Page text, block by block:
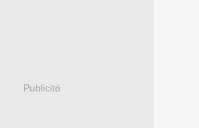
Publicité